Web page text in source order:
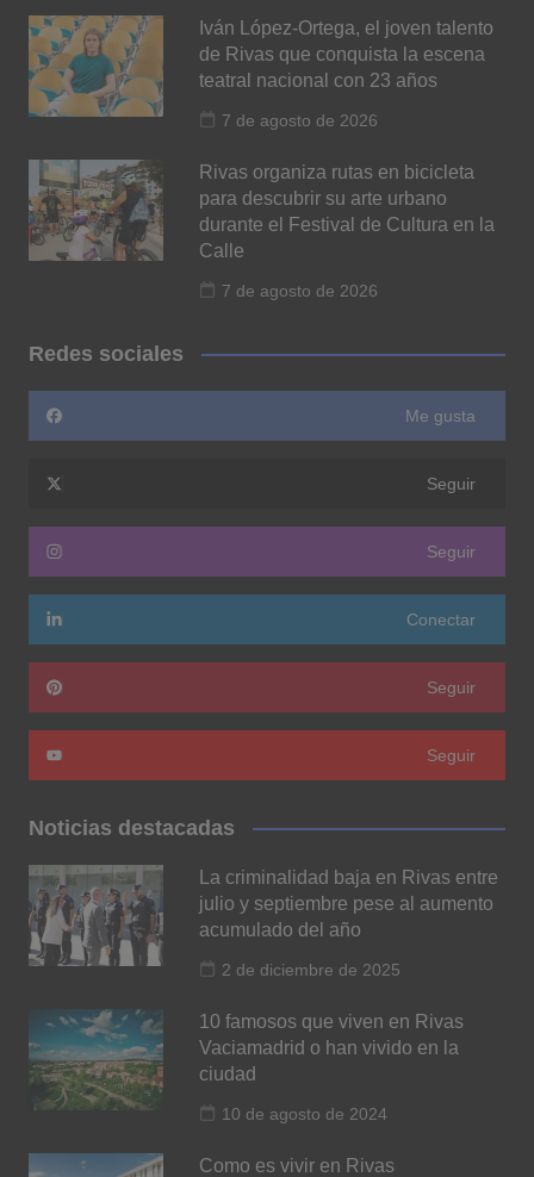
Iván López-Ortega, el joven talento
de Rivas que conquista la escena
teatral nacional con 23 años
7 de agosto de 2026
Rivas organiza rutas en bicicleta
para descubrir su arte urbano
durante el Festival de Cultura en la
Calle
7 de agosto de 2026
Redes sociales
Me gusta
Seguir
Seguir
Conectar
Seguir
Seguir
Noticias destacadas
La criminalidad baja en Rivas entre
julio y septiembre pese al aumento
acumulado del año
2 de diciembre de 2025
10 famosos que viven en Rivas
Vaciamadrid o han vivido en la
ciudad
10 de agosto de 2024
Como es vivir en Rivas